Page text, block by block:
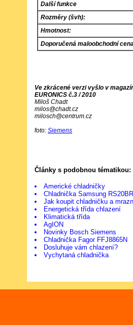
Další funkce
Rozměry (švh):
Hmotnost:
Doporučená maloobchodní
Ve zkrácené verzi vyšlo v
EURONICS č.3 / 2010
Miloš Chadt
milos@chadt.cz
milosch@centrum.cz
foto:Siemens
Články s podobnou tématikou:
Americké chladničky
Chladnička Samsung
Jak koupit chladničku a
Energetická třída chlazení
Klimatická třída
AgION
Novinky Bosch Siemens
Chladnička Fagor FFJ8865N
Dosluhuje vám chlazení?
Vychytaná chladnička